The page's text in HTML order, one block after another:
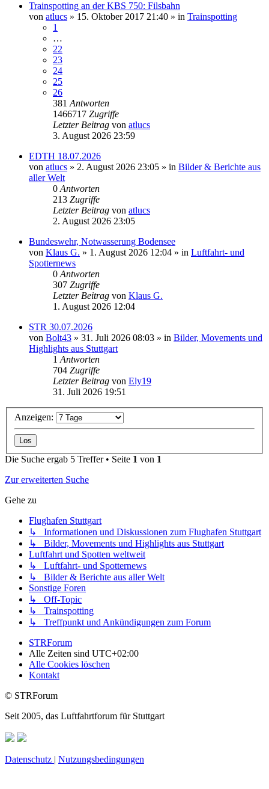
Trainspotting an der KBS 750: Filsbahn
von atlucs » 15. Oktober 2017 21:40 » in Trainspotting
1
…
22
23
24
25
26
381 Antworten
1466717 Zugriffe
Letzter Beitrag von atlucs
3. August 2026 23:59
EDTH 18.07.2026
von atlucs » 2. August 2026 23:05 » in Bilder & Berichte aus
aller Welt
0 Antworten
213 Zugriffe
Letzter Beitrag von atlucs
2. August 2026 23:05
Bundeswehr, Notwasserung Bodensee
von Klaus G. » 1. August 2026 12:04 » in Luftfahrt- und
Spotternews
0 Antworten
307 Zugriffe
Letzter Beitrag von Klaus G.
1. August 2026 12:04
STR 30.07.2026
von Bolt43 » 31. Juli 2026 08:03 » in Bilder, Movements und
Highlights aus Stuttgart
1 Antworten
704 Zugriffe
Letzter Beitrag von Ely19
31. Juli 2026 19:51
Anzeigen:
Die Suche ergab 5 Treffer • Seite 1 von 1
Zur erweiterten Suche
Gehe zu
Flughafen Stuttgart
↳ Informationen und Diskussionen zum Flughafen Stuttgart
↳ Bilder, Movements und Highlights aus Stuttgart
Luftfahrt und Spotten weltweit
↳ Luftfahrt- und Spotternews
↳ Bilder & Berichte aus aller Welt
Sonstige Foren
↳ Off-Topic
↳ Trainspotting
↳ Treffpunkt und Ankündigungen zum Forum
STRForum
Alle Zeiten sind UTC+02:00
Alle Cookies löschen
Kontakt
© STRForum
Seit 2005, das Luftfahrtforum für Stuttgart
Datenschutz | Nutzungsbedingungen